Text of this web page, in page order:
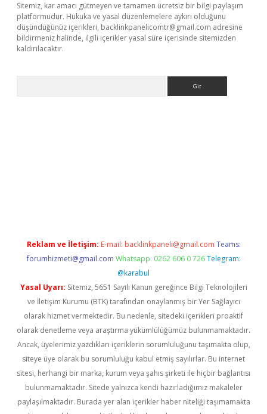
Sitemiz, kar amacı gütmeyen ve tamamen ücretsiz bir bilgi paylaşım
platformudur. Hukuka ve yasal düzenlemelere aykırı olduğunu
düşündüğünüz içerikleri, backlinkpanelicomtr@gmail.com adresine
bildirmeniz halinde, ilgili içerikler yasal süre içerisinde sitemizden
kaldırılacaktır.
Reklam ve İletişim: E-mail: backlinkpaneli@gmail.com Teams:
forumhizmeti@gmail.com Whatsapp: 0262 606 0 726 Telegram:
@karabul
Yasal Uyarı: Sitemiz, 5651 Sayılı Kanun gereğince Bilgi Teknolojileri
ve İletişim Kurumu (BTK) tarafından onaylanmış bir Yer Sağlayıcı
olarak hizmet vermektedir. Bu nedenle, sitedeki içerikleri proaktif
olarak denetleme veya araştırma yükümlülüğümüz bulunmamaktadır.
Ancak, üyelerimiz yazdıkları içeriklerin sorumluluğunu taşımakta olup,
siteye üye olarak bu sorumluluğu kabul etmiş sayılırlar. Bu internet
sitesi, herhangi bir marka, kurum veya şahıs şirketi ile hiçbir bağlantısı
bulunmamaktadır. Sitede yalnızca kendi hazırladığımız makaleler
paylaşılmaktadır. Burada yer alan içerikler haber niteliği taşımamakta